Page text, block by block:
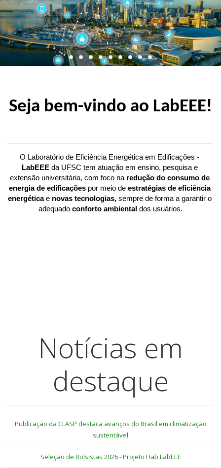
Seja bem-vindo ao LabEEE!
LabEEE da UFSC tem atuação em ensino, pesquisa e
extensão universitária, com foco na redução do consumo de
energia de edificações por meio de estratégias de eficiência
energética e novas tecnologias, sempre de forma a garantir o
adequado conforto ambiental dos usuários.
Notícias em
destaque
Publicação da CLASP destaca avanços do Brasil em climatização
sustentável
Seleção de Bolsistas 2026 - Projeto Hab.LabEEE